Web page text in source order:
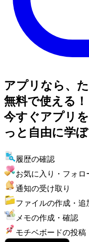
アプリなら、
無料で使える！
今すぐアプリ
っと自由に学ぼ
履歴の確認
お気に入り・フォロ
通知の受け取り
ファイルの作成・追
メモの作成・確認
モチベボードの投稿